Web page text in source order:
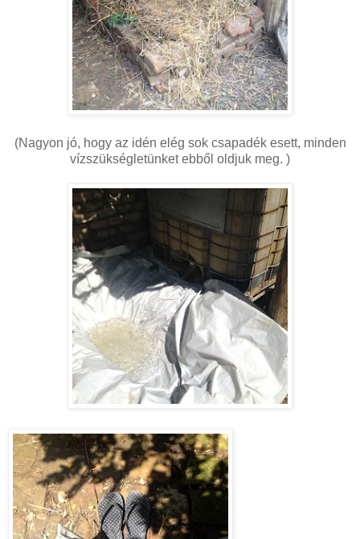
(Nagyon jó, hogy az idén elég sok csapadék esett, minden
vízszükségletünket ebből oldjuk meg. )